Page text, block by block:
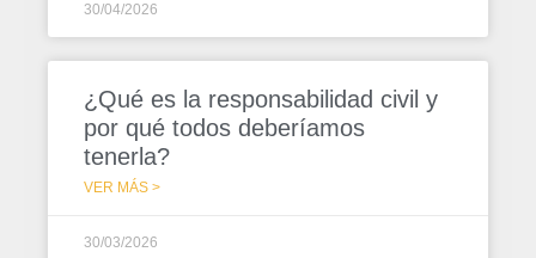
30/04/2026
¿Qué es la responsabilidad civil y
por qué todos deberíamos
tenerla?
VER MÁS >
30/03/2026